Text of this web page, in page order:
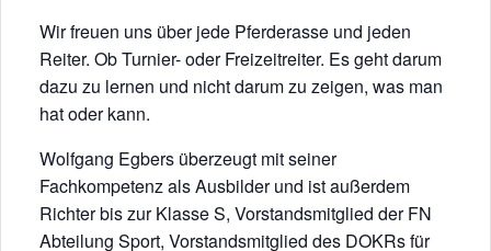
Wir freuen uns über jede Pferderasse und jeden
Reiter. Ob Turnier- oder Freizeitreiter. Es geht darum
dazu zu lernen und nicht darum zu zeigen, was man
hat oder kann.
Wolfgang Egbers überzeugt mit seiner
Fachkompetenz als Ausbilder und ist außerdem
Richter bis zur Klasse S, Vorstandsmitglied der FN
Abteilung Sport, Vorstandsmitglied des DOKRs für